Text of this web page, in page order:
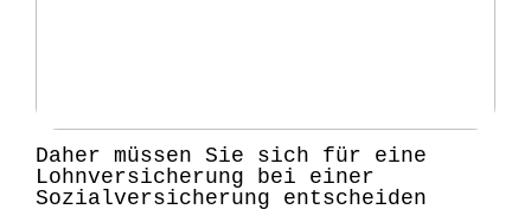
Daher müssen Sie sich für eine
Lohnversicherung bei einer
Sozialversicherung entscheiden